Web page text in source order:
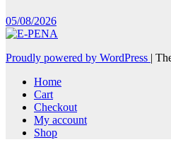
05/08/2026
Proudly powered by WordPress |
Home
Cart
Checkout
My account
Shop